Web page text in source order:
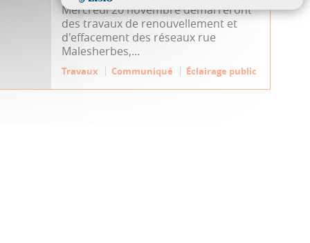
Mercredi 20 novembre démarreront
des travaux de renouvellement et
d'effacement des réseaux rue
Malesherbes,...
Travaux Communiqué Éclairage public